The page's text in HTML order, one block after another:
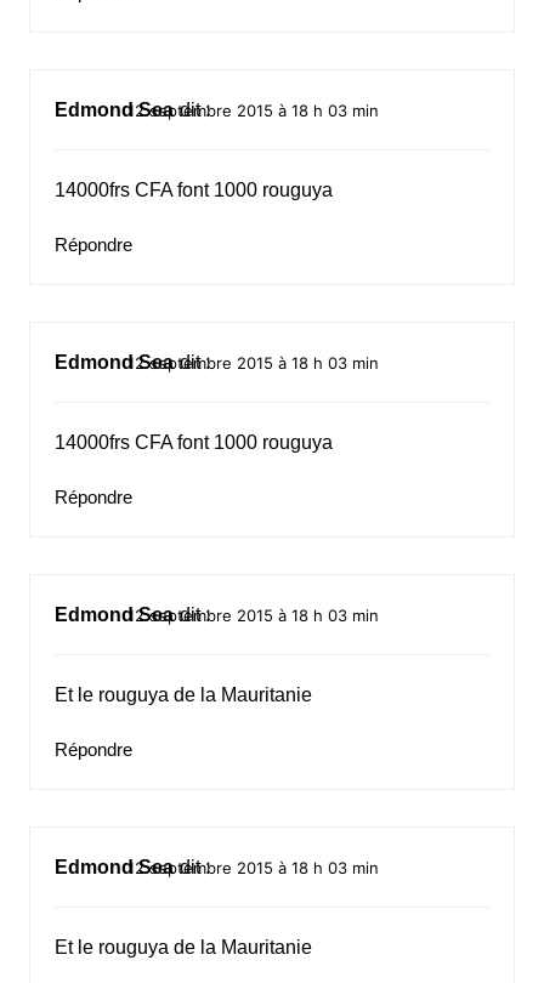
Edmond Sea dit :
12 septembre 2015 à 18 h 03 min
14000frs CFA font 1000 rouguya
Répondre
Edmond Sea dit :
12 septembre 2015 à 18 h 03 min
14000frs CFA font 1000 rouguya
Répondre
Edmond Sea dit :
12 septembre 2015 à 18 h 03 min
Et le rouguya de la Mauritanie
Répondre
Edmond Sea dit :
12 septembre 2015 à 18 h 03 min
Et le rouguya de la Mauritanie